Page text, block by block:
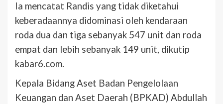
Ia mencatat Randis yang tidak diketahui
keberadaannya didominasi oleh kendaraan
roda dua dan tiga sebanyak 547 unit dan roda
empat dan lebih sebanyak 149 unit, dikutip
kabar6.com.
Kepala Bidang Aset Badan Pengelolaan
Keuangan dan Aset Daerah (BPKAD) Abdullah